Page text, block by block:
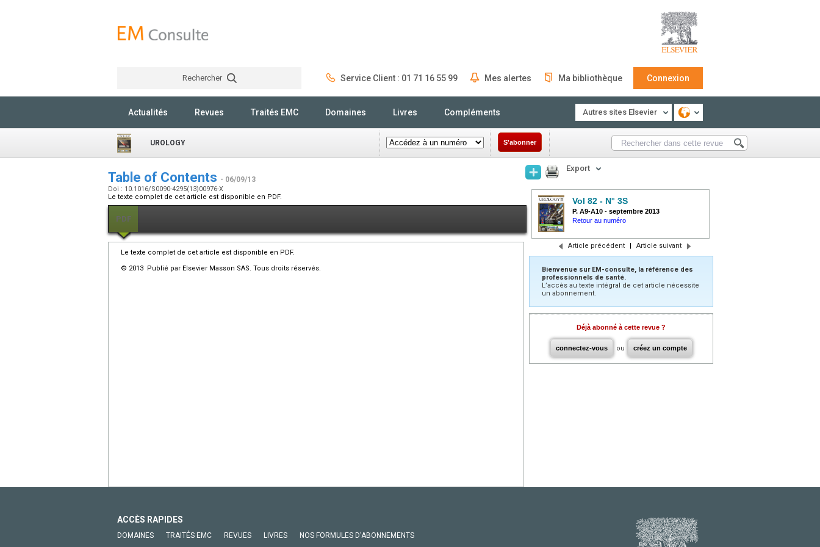
Rechercher Service Client : 01 71 16 55 99 Mes alertes Ma bibliothèque Connexion
Actualités Revues Traités EMC Domaines Livres Compléments Autres sites Elsevier
UROLOGY S'abonner
Table of Contents - 06/09/13
Doi : 10.1016/S0090-4295(13)00976-X
Le texte complet de cet article est disponible en PDF.
PDF
Le texte complet de cet article est disponible en PDF.
© 2013 Publié par Elsevier Masson SAS. Tous droits réservés.
Export
Vol 82 - N° 3S
P. A9-A10 - septembre 2013
Retour au numéro
Article précédent | Article suivant
Bienvenue sur EM-consulte, la référence des
professionnels de santé.
L’accès au texte intégral de cet article nécessite
un abonnement.
Déjà abonné à cette revue ?
connectez-vous ou créez un compte
ACCÈS RAPIDES
DOMAINES TRAITÉS EMC REVUES LIVRES NOS FORMULES D'ABONNEMENTS